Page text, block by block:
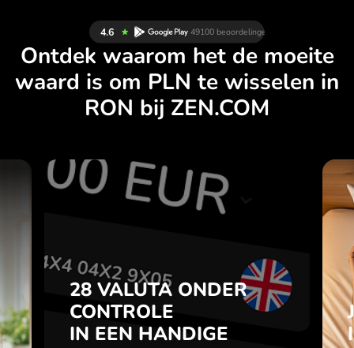
Ontdek waarom het de moeite
waard is om PLN te wisselen in
RON bij ZEN.COM
28 VALUTA ONDER
CONTROLE
IN EEN HANDIGE
28 VALUTA ONDER
IN EEN HANDIGE
APP.
Koop PLN, verkoop RON en
omgekeerd met één klik in de